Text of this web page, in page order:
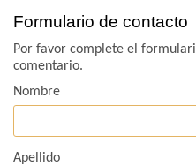
Formulario de contacto
Por favor complete el
comentario.
Nombre
Apellido